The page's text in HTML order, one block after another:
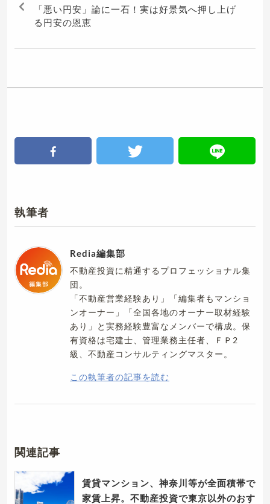
「悪い円安」論に一石！実は好景気へ押し上げ
る円安の恩恵
執筆者
Redia編集部
不動産投資に精通するプロフェッショナル集
団。
「不動産営業経験あり」「編集者もマンショ
ンオーナー」「全国各地のオーナー取材経験
あり」と実務経験豊富なメンバーで構成。保
有資格は宅建士、管理業務主任者、ＦＰ2
級、不動産コンサルティングマスター。
この執筆者の記事を読む
関連記事
賃貸マンション、神奈川等が全面積帯で
家賃上昇。不動産投資で東京以外のおす